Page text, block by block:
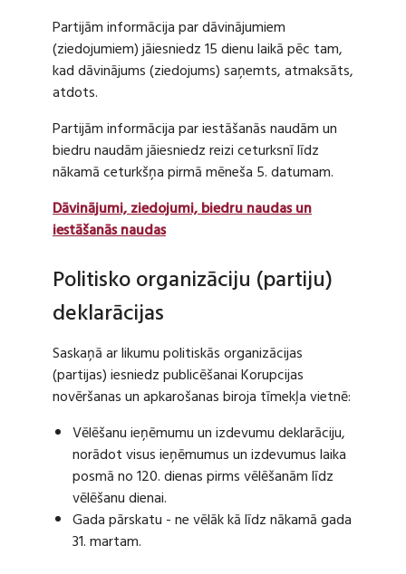
Partijām informācija par dāvinājumiem
(ziedojumiem) jāiesniedz 15 dienu laikā pēc tam,
kad dāvinājums (ziedojums) saņemts, atmaksāts,
atdots.
Partijām informācija par iestāšanās naudām un
biedru naudām jāiesniedz reizi ceturksnī līdz
nākamā ceturkšņa pirmā mēneša 5. datumam.
Dāvinājumi, ziedojumi, biedru naudas un
iestāšanās naudas
Politisko organizāciju (partiju)
deklarācijas
Saskaņā ar likumu politiskās organizācijas
(partijas) iesniedz publicēšanai Korupcijas
novēršanas un apkarošanas biroja tīmekļa vietnē:
Vēlēšanu ieņēmumu un izdevumu deklarāciju,
norādot visus ieņēmumus un izdevumus laika
posmā no 120. dienas pirms vēlēšanām līdz
vēlēšanu dienai.
Gada pārskatu - ne vēlāk kā līdz nākamā gada
31. martam.